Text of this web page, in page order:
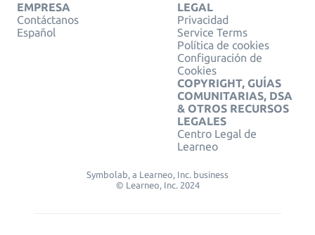
EMPRESA
Contáctanos
Español
LEGAL
Privacidad
Service Terms
Política de cookies
Configuración de
Cookies
COPYRIGHT, GUÍAS
COMUNITARIAS, DSA
& OTROS RECURSOS
LEGALES
Centro Legal de
Learneo
Symbolab, a Learneo, Inc. business
© Learneo, Inc. 2024